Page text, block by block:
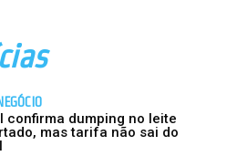
confirma dumping no leite
mas tarifa não sai do